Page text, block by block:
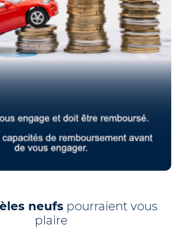
neufs pourraient vous
plaire